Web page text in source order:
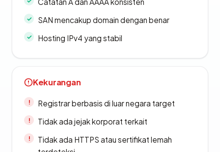
SAN mencakup domain dengan benar
Hosting IPv4 yang stabil
Kekurangan
Registrar berbasis di luar negara target
Tidak ada jejak korporat terkait
Tidak ada HTTPS atau sertifikat lemah